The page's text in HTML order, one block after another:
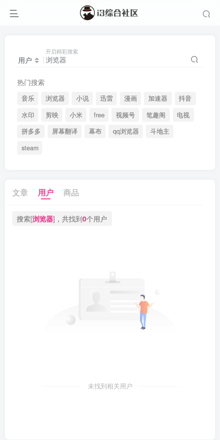
用户
开启精彩搜索
热门搜索
音乐 浏览器 小说 迅雷 漫画 加速器
抖音
水印
剪映 小米 free 视频号 笔趣阁
电视
拼多多
屏幕翻译 幕布 qq浏览器
斗地主
steam
文章 用户 商品
搜索[浏览器]，共找到0个用户
未找到相关用户